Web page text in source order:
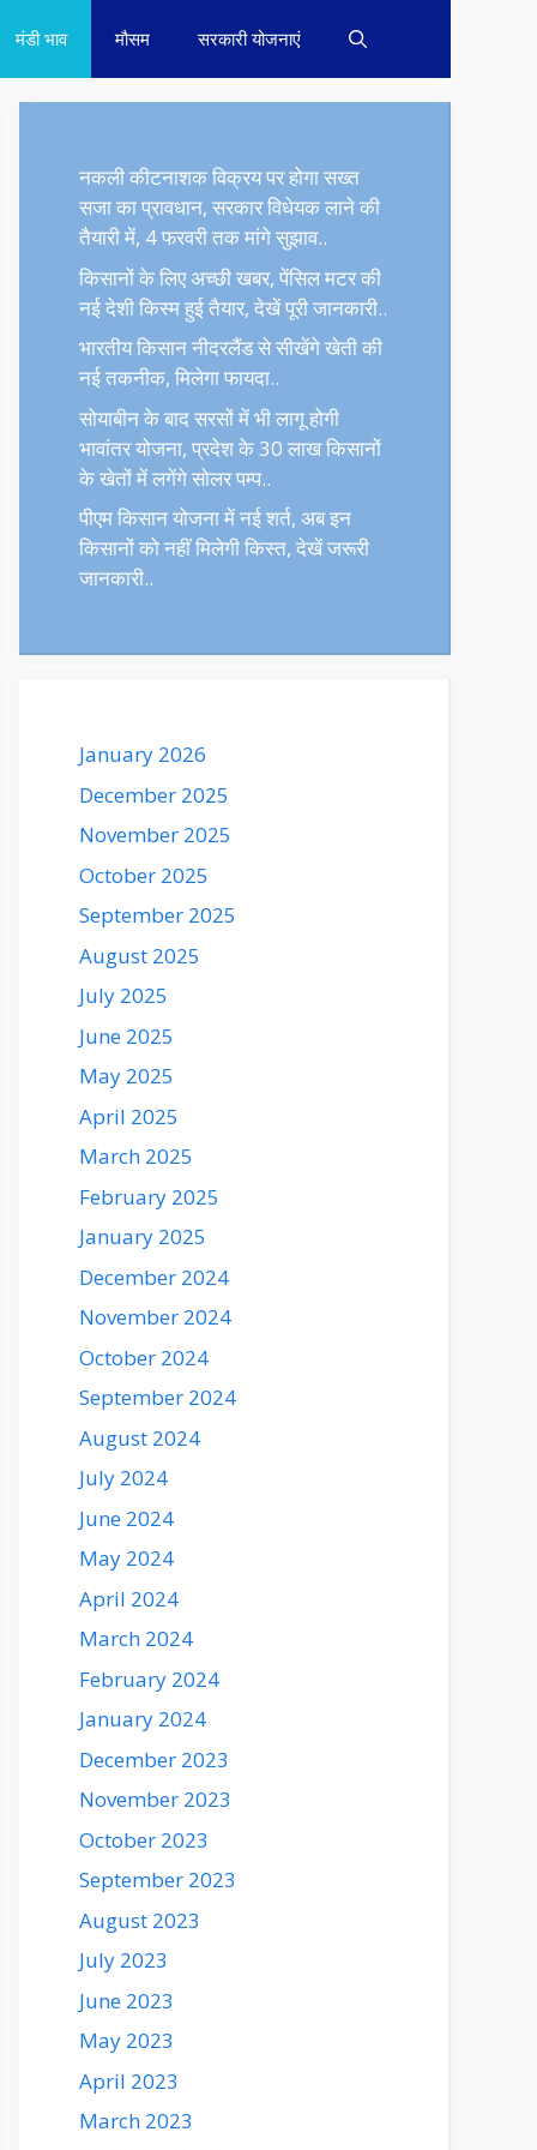
मंडी भाव मौसम सरकारी योजनाएं
नकली कीटनाशक विक्रय पर होगा सख्त
सजा का प्रावधान, सरकार विधेयक लाने की
तैयारी में, 4 फरवरी तक मांगे सुझाव..
किसानों के लिए अच्छी खबर, पेंसिल मटर की
नई देशी किस्म हुई तैयार, देखें पूरी जानकारी..
भारतीय किसान नीदरलैंड से सीखेंगे खेती की
नई तकनीक, मिलेगा फायदा..
सोयाबीन के बाद सरसों में भी लागू होगी
भावांतर योजना, प्रदेश के 30 लाख किसानों
के खेतों में लगेंगे सोलर पम्प..
पीएम किसान योजना में नई शर्त, अब इन
किसानों को नहीं मिलेगी किस्त, देखें जरूरी
जानकारी..
January 2026
December 2025
November 2025
October 2025
September 2025
August 2025
July 2025
June 2025
May 2025
April 2025
March 2025
February 2025
January 2025
December 2024
November 2024
October 2024
September 2024
August 2024
July 2024
June 2024
May 2024
April 2024
March 2024
February 2024
January 2024
December 2023
November 2023
October 2023
September 2023
August 2023
July 2023
June 2023
May 2023
April 2023
March 2023